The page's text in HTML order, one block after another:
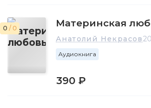
0 / 0 Материнская
Анатолий Некрасов
Аудиокнига
390 ₽